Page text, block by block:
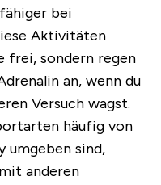
bei
Aktivitäten
frei, sondern regen
an, wenn du
Versuch wagst.
häufig von
umgeben sind,
anderen